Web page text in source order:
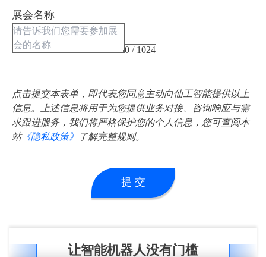
展会名称
0 / 1024
点击提交本表单，即代表您同意主动向仙工智能提供以上
信息。上述信息将用于为您提供业务对接、咨询响应与需
求跟进服务，我们将严格保护您的个人信息，您可查阅本
站《隐私政策》 了解完整规则。
提 交
让智能机器人没有门槛